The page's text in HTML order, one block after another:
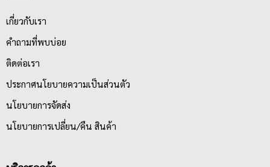
เกี่ยวกับเรา
คำถามที่พบบ่อย
ติดต่อเรา
ประกาศนโยบายความเป็นส่วนตัว
นโยบายการจัดส่ง
นโยบายการเปลี่ยน/คืน สินค้า